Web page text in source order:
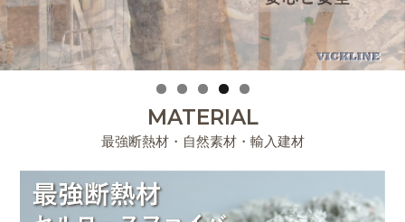
MATERIAL
最強断熱材・自然素材・輸入建材